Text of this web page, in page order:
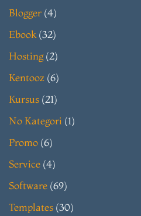
Blogger (4)
Ebook (32)
Hosting(2)
Kentooz (6)
Kursus (21)
No Kategori (1)
Promo (6)
Service (4)
Software (69)
Templates (30)